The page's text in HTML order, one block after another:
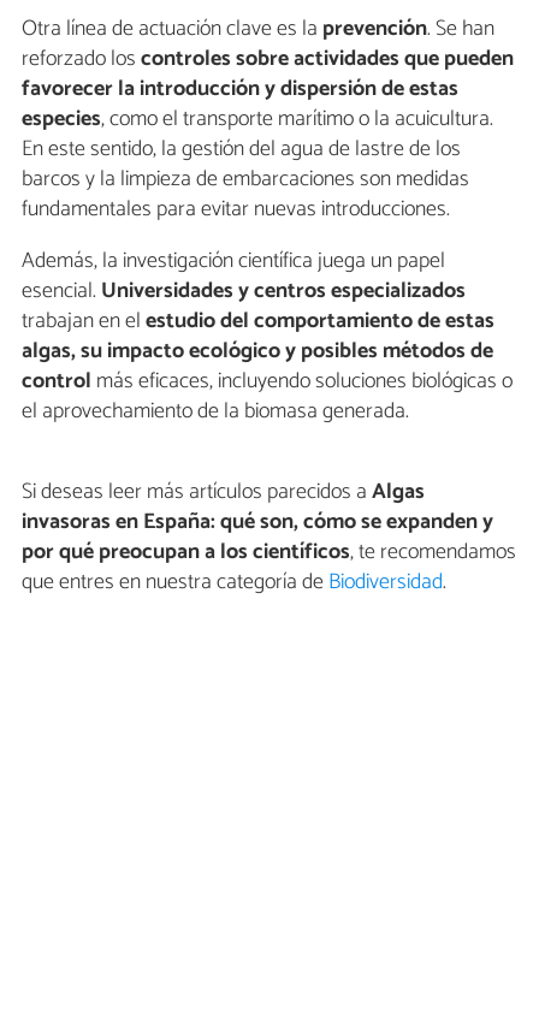
Otra línea de actuación clave es la prevención. Se han
reforzado loscontroles sobre actividades que pueden
favorecer la introducción y dispersión de estas
especies, como el transporte marítimo o la acuicultura.
En este sentido, la gestión del agua de lastre de los
barcos y la limpieza de embarcaciones son medidas
fundamentales para evitar nuevas introducciones.
Además, la investigación científica juega un papel
esencial. Universidades y centros especializados
trabajan en elestudio del comportamiento de estas
algas, su impacto ecológico y posibles métodos de
control más eficaces, incluyendo soluciones biológicas o
el aprovechamiento de la biomasa generada.
Si deseas leer más artículos parecidos aAlgas
invasoras en España: qué son, cómo se expanden y
por qué preocupan a los científicos, te recomendamos
que entres en nuestra categoría deBiodiversidad.